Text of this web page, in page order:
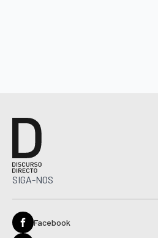
SIGA-NOS
Facebook